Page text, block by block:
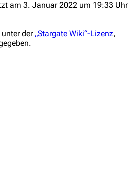
Übersicht
melden
am 3. Januar 2022 um 19:33 Uhr
unter der „Stargate Wiki“-Lizenz,